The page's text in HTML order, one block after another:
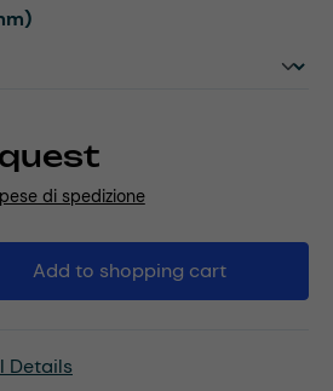
di spedizione
Enter the desired
Add to shopping cart
Details